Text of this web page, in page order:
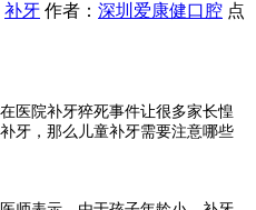
补牙 作者： 深圳爱康健口腔 点
院补牙猝死事件让很多家长惶
牙，那么儿童补牙需要注意哪些